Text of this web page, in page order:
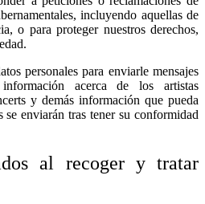
incluyendo aquellas de
o para proteger nuestros derechos,
personales para enviarle mensajes
información acerca de los artistas
y demás información que pueda
se enviarán tras tener su conformidad
al recoger y tratar